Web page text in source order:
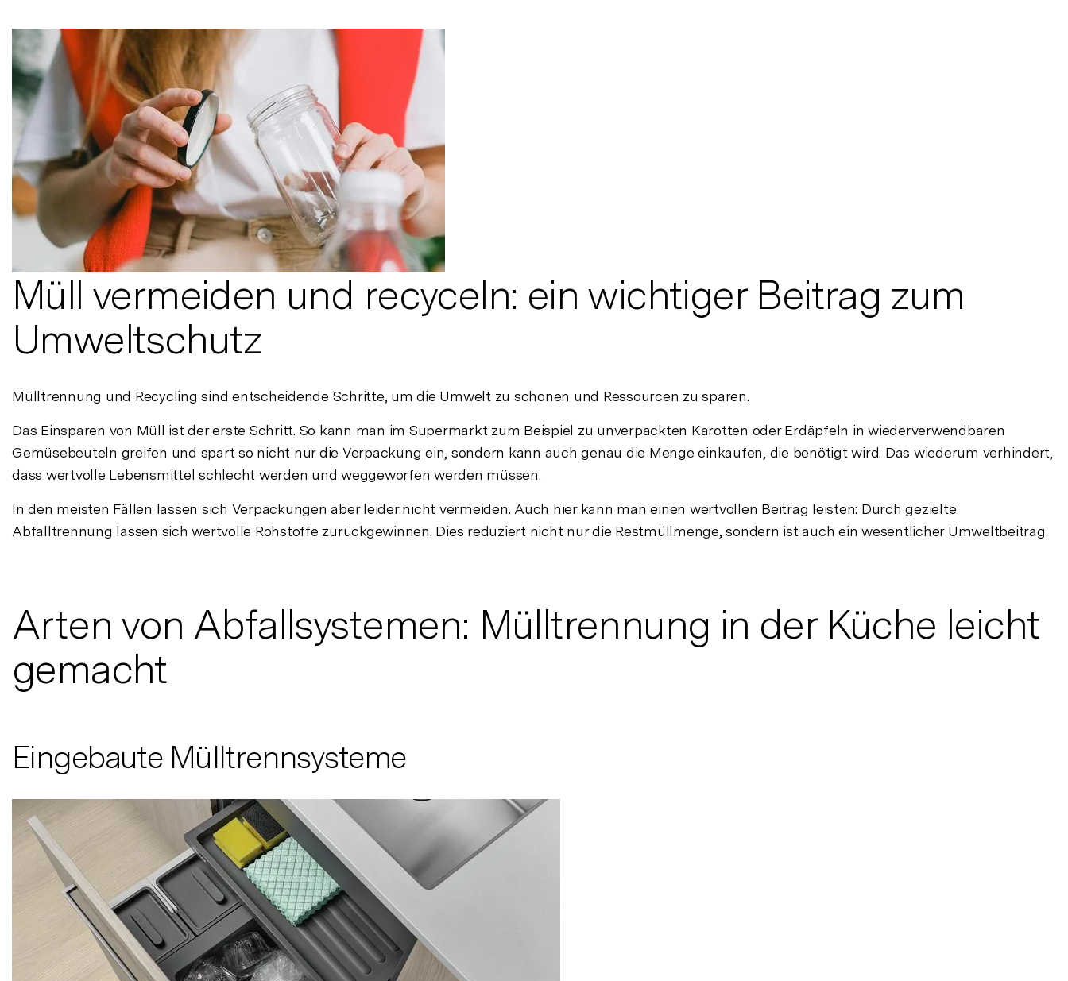
Müll vermeiden und recyceln: ein wichtiger Beitrag zum
Umweltschutz
Mülltrennung und Recycling sind entscheidende Schritte, um die Umwelt zu schonen und Ressourcen zu sparen.
Das Einsparen von Müll ist der erste Schritt. So kann man im Supermarkt zum Beispiel zu unverpackten Karotten oder Erdäpfeln in wiederverwendbaren
Gemüsebeuteln greifen und spart so nicht nur die Verpackung ein, sondern kann auch genau die Menge einkaufen, die benötigt wird. Das wiederum verhindert,
dass wertvolle Lebensmittel schlecht werden und weggeworfen werden müssen.
In den meisten Fällen lassen sich Verpackungen aber leider nicht vermeiden. Auch hier kann man einen wertvollen Beitrag leisten: Durch gezielte
Abfalltrennung lassen sich wertvolle Rohstoffe zurückgewinnen. Dies reduziert nicht nur die Restmüllmenge, sondern ist auch ein wesentlicher Umweltbeitrag.
Arten von Abfallsystemen: Mülltrennung in der Küche leicht
gemacht
Eingebaute Mülltrennsysteme